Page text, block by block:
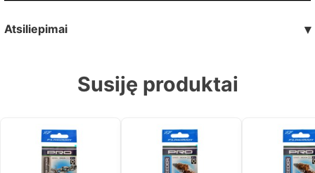
Atsiliepimai ▾
Susiję produktai